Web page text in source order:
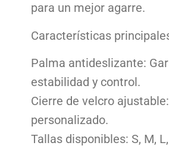
para un mejor agarre.
Características
Palma antideslizante:
estabilidad y control.
Cierre de velcro
personalizado.
Tallas disponibles: S, M,